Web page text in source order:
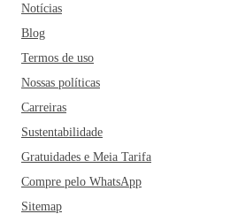
Notícias
Blog
Termos de uso
Nossas políticas
Carreiras
Sustentabilidade
Gratuidades e Meia Tarifa
Compre pelo WhatsApp
Sitemap